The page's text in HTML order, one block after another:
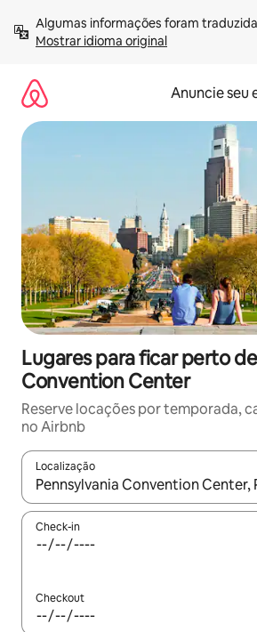
para
Mostrar idioma original
Anuncie seu
Lugares para ficar perto
Convention Center
Reserve locações por temporada,
no Airbnb
Localização
Quando os resultados estiverem
Check-in
Checkout